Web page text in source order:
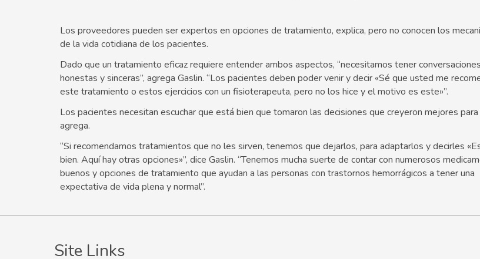
Los proveedores pueden ser expertos en opciones de tratamiento, explica, pero no conocen los
de la vida cotidiana de los pacientes.
Dado que un tratamiento eficaz requiere entender ambos aspectos, “necesitamos tener conversaciones
honestas y sinceras”, agrega Gaslin. “Los pacientes deben poder venir y decir «Sé que usted me
este tratamiento o estos ejercicios con un fisioterapeuta, pero no los hice y el motivo es este»”.
Los pacientes necesitan escuchar que está bien que tomaron las decisiones que creyeron mejores
agrega.
“Si recomendamos tratamientos que no les sirven, tenemos que dejarlos, para adaptarlos y decirles
bien. Aquí hay otras opciones»”, dice Gaslin. “Tenemos mucha suerte de contar con numerosos
buenos y opciones de tratamiento que ayudan a las personas con trastornos hemorrágicos a tener una
expectativa de vida plena y normal”.
Site Links